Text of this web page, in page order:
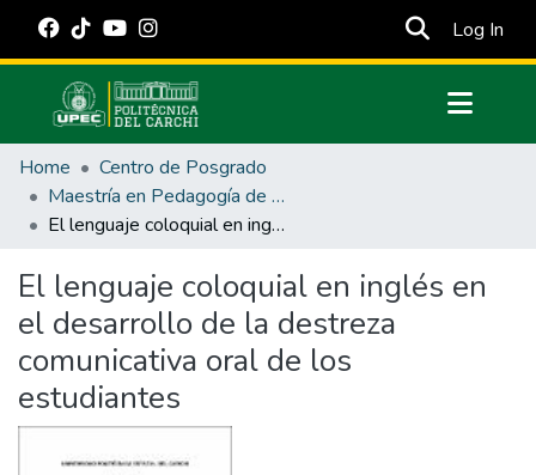
Log In
Communities & Collections
All of DSpace
Statistics
Estadísticas Externas
Manuales
Home
Centro de Posgrado
Maestría en Pedagogía de los Idiomas Nacionales y Extranjeros mención Enseñanza de Inglés
El lenguaje coloquial en inglés en el desarrollo de la destreza comunicativa oral de los estudiantes
El lenguaje coloquial en inglés en
el desarrollo de la destreza
comunicativa oral de los
estudiantes